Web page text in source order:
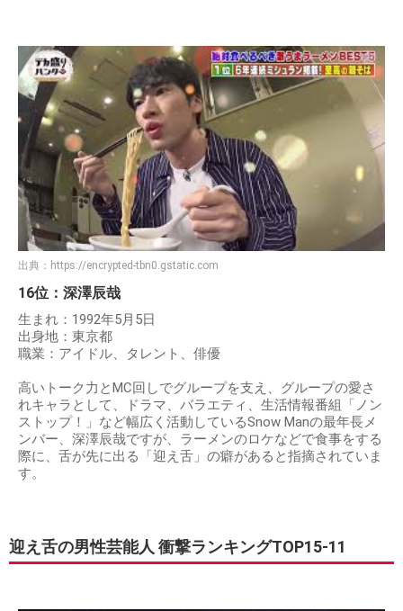
出典： https://encrypted-tbn0.gstatic.com
16位：深澤辰哉
生まれ：1992年5月5日
出身地：東京都
職業：アイドル、タレント、俳優
高いトーク力とMC回しでグループを支え、グループの愛さ
れキャラとして、ドラマ、バラエティ、生活情報番組「ノン
ストップ！」など幅広く活動しているSnow Manの最年長メ
ンバー、深澤辰哉ですが、ラーメンのロケなどで食事をする
際に、舌が先に出る「迎え舌」の癖があると指摘されていま
す。
迎え舌の男性芸能人 衝撃ランキングTOP15-11